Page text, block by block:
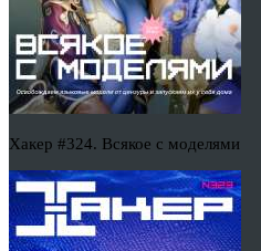
Хакер #324. Всякое с моделями